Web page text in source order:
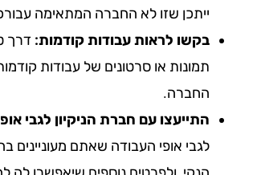
ייתכן שזו לא החברה המתאימה
בקשו לראות עבודות קודמות: דרך
תמונות או סרטונים של עבודות
החברה.
התייעצו עם חברת הניקיון לגבי
לגבי אופי העבודה שאתם מעוניינים